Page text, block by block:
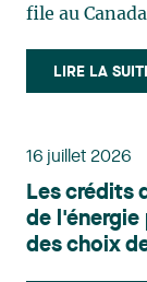
file au
le domaine
Belle-Isle est
du territoire.
clientèle
touchant
LIRE LA
16 juillet 2026
Les crédits
de l'énergie
des choix